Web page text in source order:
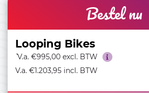
Bestel nu
Looping Bikes
``V.a. €995,00 excl. BTW
V.a. €1.203,95 incl. BTW